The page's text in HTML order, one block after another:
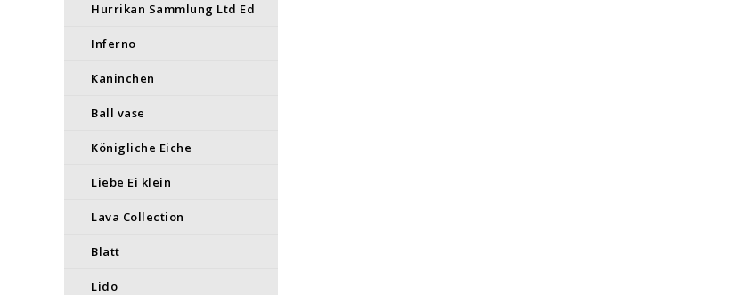
Hurrikan Sammlung Ltd Ed
Inferno
Kaninchen
Ball vase
Königliche Eiche
Liebe Ei klein
Lava Collection
Blatt
Lido